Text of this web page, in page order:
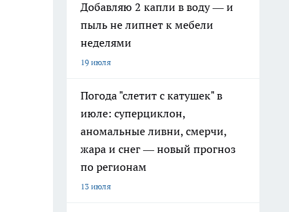
Добавляю 2 капли в воду — и
пыль не липнет к мебели
неделями
19 июля
Погода "слетит с катушек" в
июле: суперциклон,
аномальные ливни, смерчи,
жара и снег — новый прогноз
по регионам
13 июля